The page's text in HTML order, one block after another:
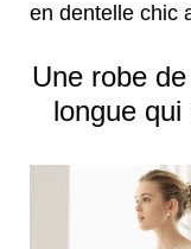
en dentelle chic
Une robe
longue